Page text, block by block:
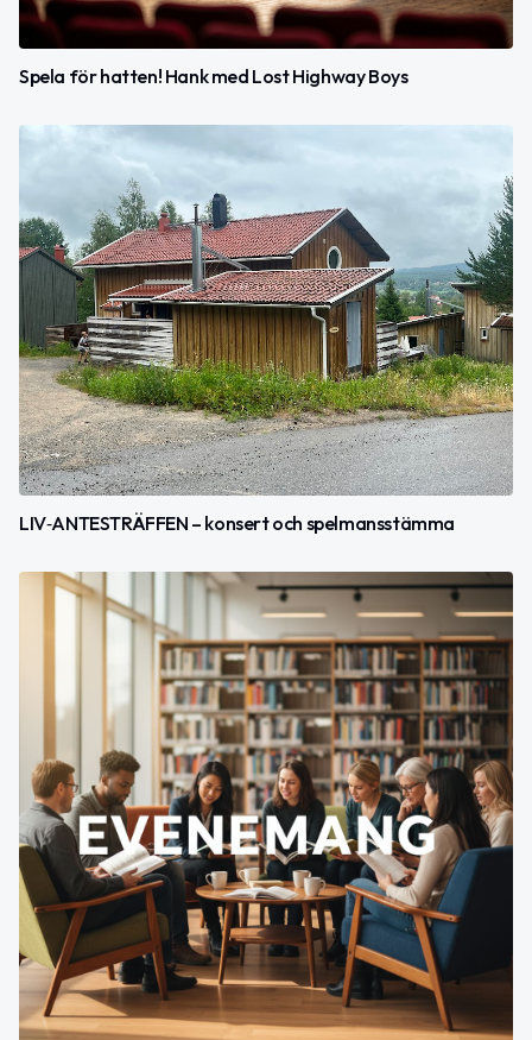
Spela för hatten! Hank med Lost Highway Boys
LIV‑ANTESTRÄFFEN – konsert och spelmansstämma